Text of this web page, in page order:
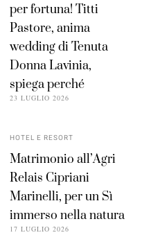
per fortuna! Titti
Pastore, anima
wedding di Tenuta
Donna Lavinia,
spiega perché
23 LUGLIO 2026
HOTEL E RESORT
Matrimonio all’Agri
Relais Cipriani
Marinelli, per un Sì
immerso nella natura
17 LUGLIO 2026